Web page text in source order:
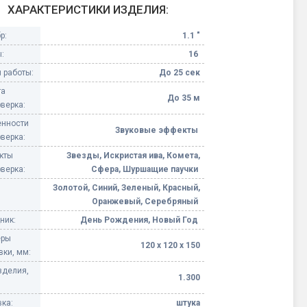
Небесные фонарики
Оборудование для
Елочные гирлянды
Фейерверк-шоу
ХАРАКТЕРИСТИКИ ИЗДЕЛИЯ:
1.1 "
16
работы:
До 25 сек
До 35 м
Звуковые эффекты
Звезды, Искристая ива, Комета,
Сфера, Шуршащие паучки
Золотой, Синий, Зеленый, Красный,
Оранжевый, Серебряный
День Рождения, Новый Год
мм:
120 х 120 х 150
1.300
штука